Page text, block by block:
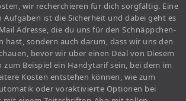
wir recherchieren für dich sorgfältig. Eine
ist die Sicherheit und dabei geht es
Adresse, die du uns für den Schnäppchen-
hast, sondern auch darum, dass wir uns den
bevor wir über einen Deal von Diesem
zum Beispiel ein Handytarif sein, bei dem im
Kosten entstehen können, wie zum
oder voraktivierte Optionen bei